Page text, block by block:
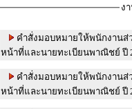
ง
คำสั่งมอบหมายให้พนักงานส่
หน้าที่และนายทะเบียนพาณิชย์ ปี
คำสั่งมอบหมายให้พนักงานส่
หน้าที่และนายทะเบียนพาณิชย์ ปี